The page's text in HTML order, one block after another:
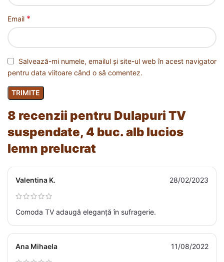
8 recenzii pentru Dulapuri TV
suspendate, 4 buc. alb lucios
lemn prelucrat
Valentina K. 28/02/2023
Comoda TV adaugă eleganță în sufragerie.
Ana Mihaela 11/08/2022
Email *
Salvează-mi numele, emailul și site-ul web în acest navigator
pentru data viitoare când o să comentez.